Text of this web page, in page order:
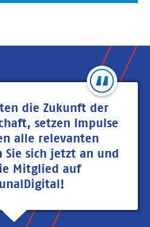
die Zukunft der
setzen Impulse
alle relevanten
Sie sich jetzt an und
Mitglied auf